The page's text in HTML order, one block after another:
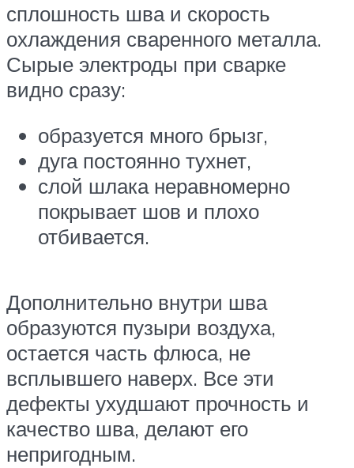
сплошность шва и скорость
охлаждения сваренного металла.
Сырые электроды при сварке
видно сразу:
образуется много брызг,
дуга постоянно тухнет,
слой шлака неравномерно
покрывает шов и плохо
отбивается.
Дополнительно внутри шва
образуются пузыри воздуха,
остается часть флюса, не
всплывшего наверх. Все эти
дефекты ухудшают прочность и
качество шва, делают его
непригодным.